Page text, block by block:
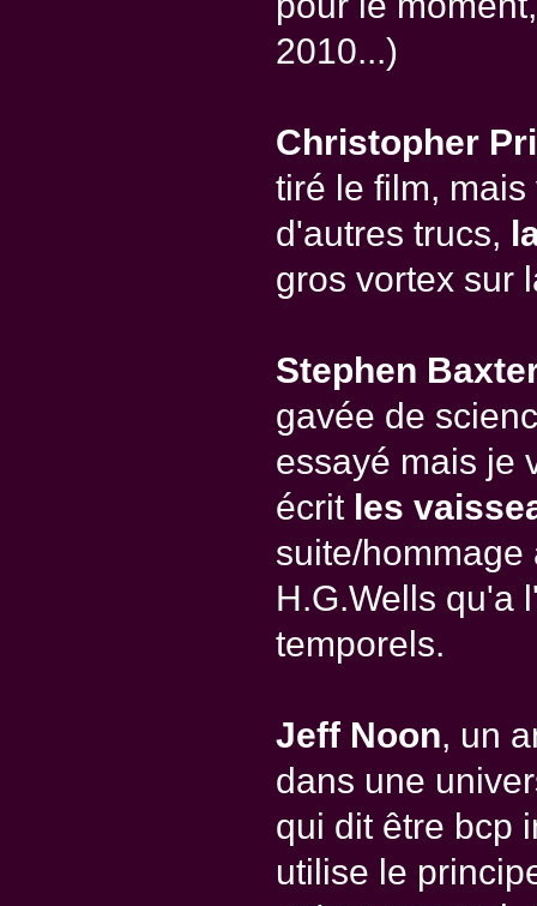
2010...)
Christopher
tiré le film,
d'autres trucs,
gros vortex sur
Stephen
gavée de
essayé mais je
écrit les
suite/
H.G.Wells qu'a
temporels.
Jeff Noon, un
dans une
qui dit être bcp
utilise le